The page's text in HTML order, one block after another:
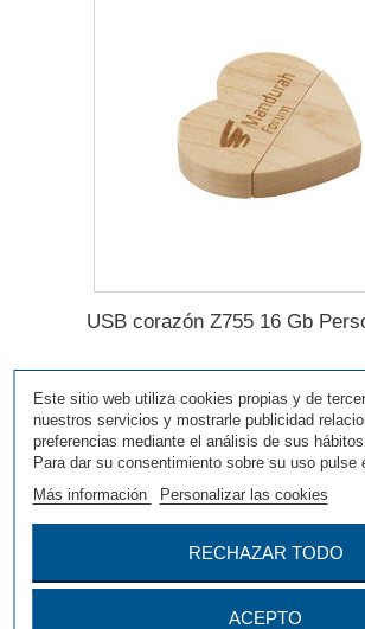
Este sitio web utiliza cookies propias y de
nuestros servicios y mostrarle publicidad
preferencias mediante el análisis de sus hábitos
Para dar su consentimiento sobre su uso pulse
Más información
Personalizar las cookies
RECHAZAR TODO
ACEPTO
USB corazón Z755 16 Gb
Más
Agregar para comparar